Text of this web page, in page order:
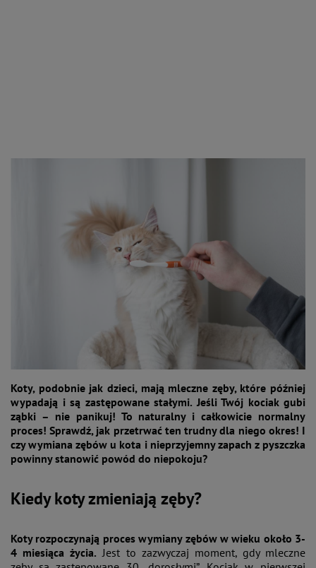
Koty, podobnie jak dzieci, mają mleczne zęby, które później
wypadają i są zastępowane stałymi. Jeśli Twój kociak gubi
ząbki – nie panikuj! To naturalny i całkowicie normalny
proces! Sprawdź, jak przetrwać ten trudny dla niego okres! I
czy wymiana zębów u kota i nieprzyjemny zapach z pyszczka
powinny stanowić powód do niepokoju?
Kiedy koty zmieniają zęby?
Koty rozpoczynają proces wymiany zębów w wieku około 3-
4 miesiąca życia. Jest to zazwyczaj moment, gdy mleczne